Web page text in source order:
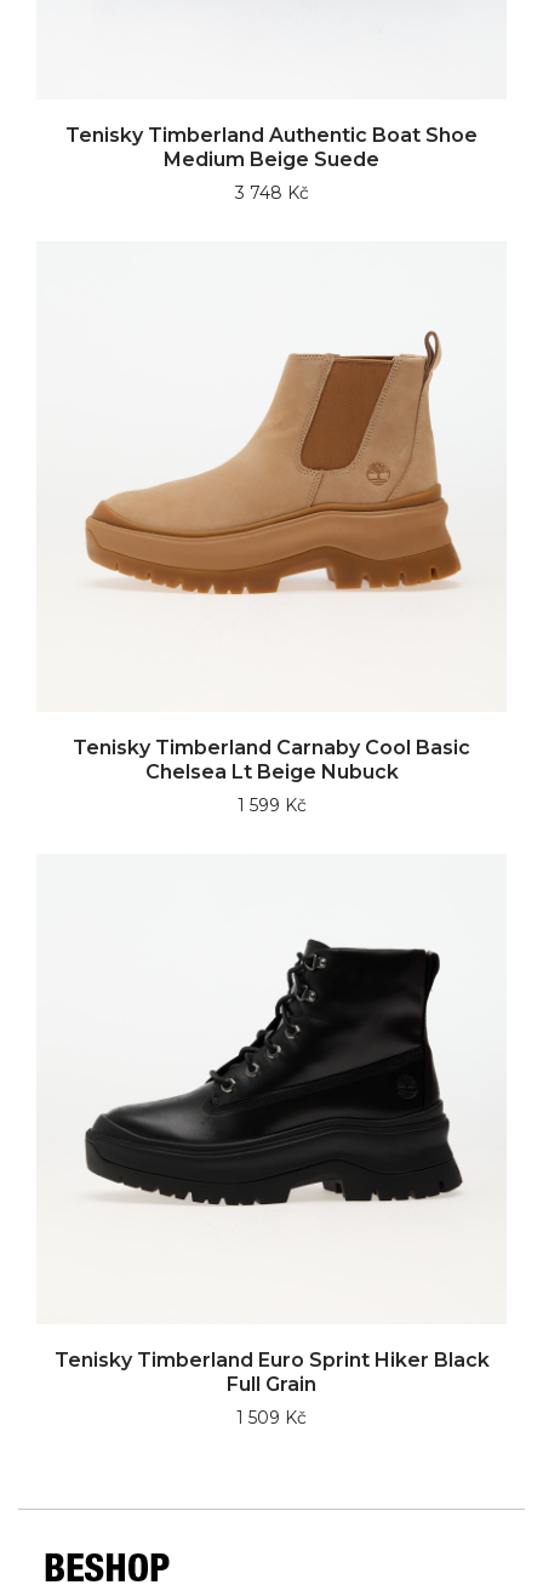
Tenisky Timberland Authentic Boat Shoe
Medium Beige Suede
3 748 Kč
Tenisky Timberland Carnaby Cool Basic
Chelsea Lt Beige Nubuck
1 599 Kč
Tenisky Timberland Euro Sprint Hiker Black
Full Grain
1 509 Kč